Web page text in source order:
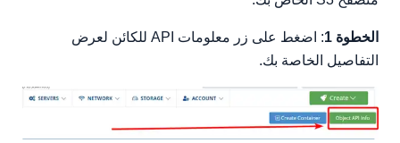
الخطوة 1
: اضغط على زر معلومات API للكائن لعرض
التفاصيل الخاصة بك.